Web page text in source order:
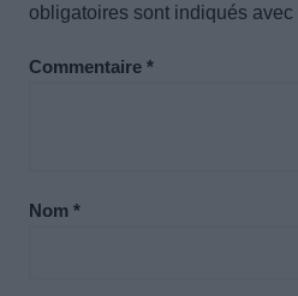
obligatoires sont indiqués avec
Commentaire *
Nom *